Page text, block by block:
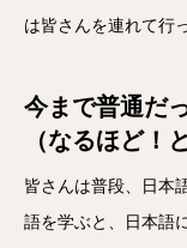
は皆さんを連れて行
今まで普通だ
（なるほど！
皆さんは普段、日本
語を学ぶと、日本語